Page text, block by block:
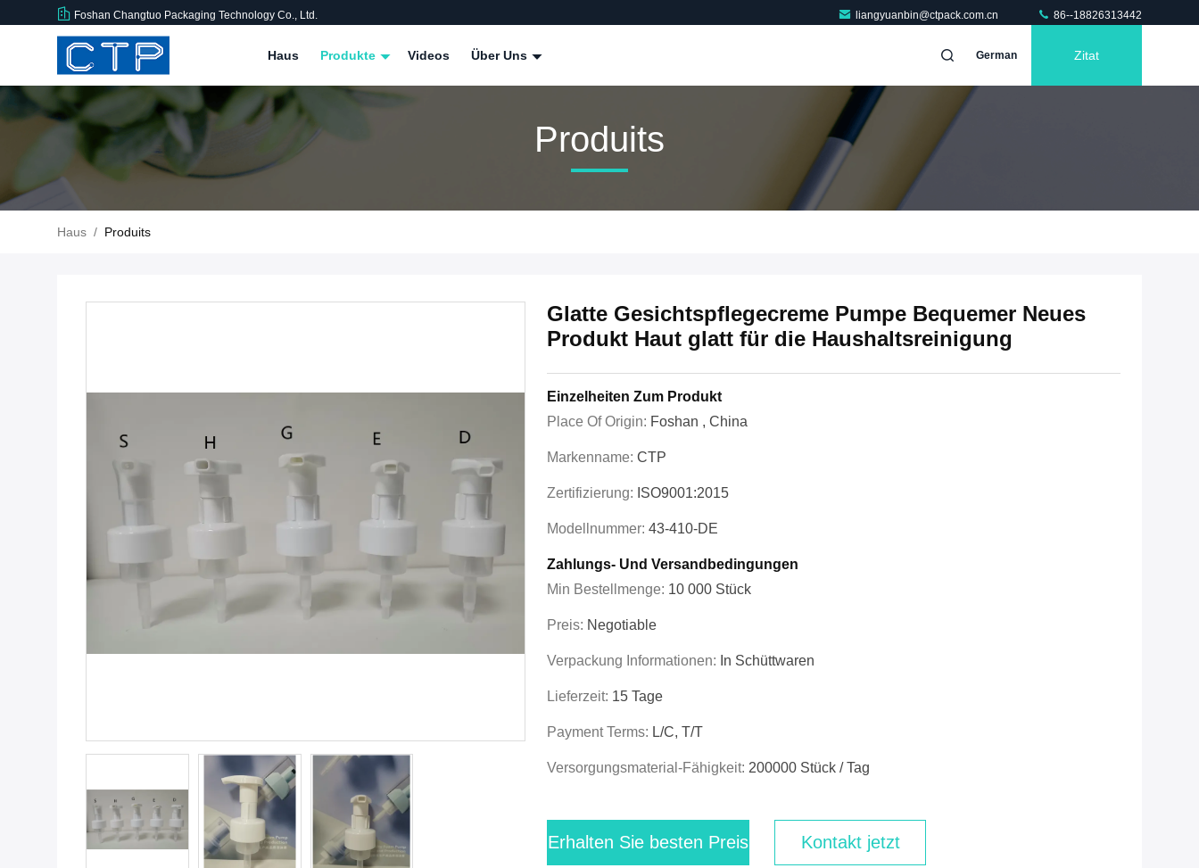
Foshan Changtuo Packaging Technology Co., Ltd. liangyuanbin@ctpack.com.cn 86--18826313442
Haus Produkte Videos Über Uns German Zitat
Produits
Haus / Produits
Glatte Gesichtspflegecreme Pumpe Bequemer Neues
Produkt Haut glatt für die Haushaltsreinigung
Einzelheiten Zum Produkt
Place Of Origin: Foshan , China
Markenname: CTP
Zertifizierung: ISO9001:2015
Modellnummer: 43-410-DE
Zahlungs- Und Versandbedingungen
Min Bestellmenge: 10 000 Stück
Preis: Negotiable
Verpackung Informationen: In Schüttwaren
Lieferzeit: 15 Tage
Payment Terms: L/C, T/T
Versorgungsmaterial-Fähigkeit: 200000 Stück / Tag
Erhalten Sie besten Preis Kontakt jetzt